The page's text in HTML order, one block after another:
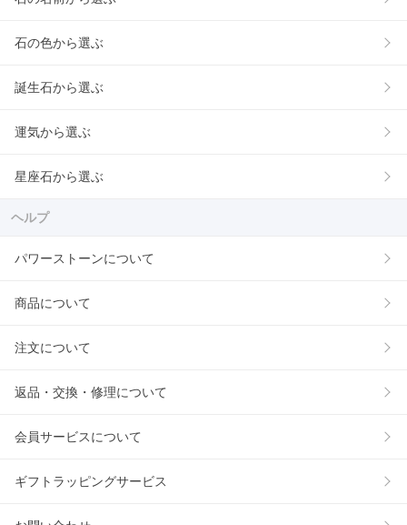
石の色から選ぶ
誕生石から選ぶ
運気から選ぶ
星座石から選ぶ
ヘルプ
パワーストーンについて
商品について
注文について
返品・交換・修理について
会員サービスについて
ギフトラッピングサービス